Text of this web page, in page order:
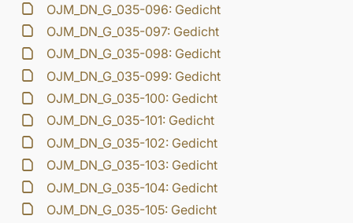
OJM_DN_G_035-096: Gedicht
OJM_DN_G_035-097: Gedicht
OJM_DN_G_035-098: Gedicht
OJM_DN_G_035-099: Gedicht
OJM_DN_G_035-100: Gedicht
OJM_DN_G_035-101: Gedicht
OJM_DN_G_035-102: Gedicht
OJM_DN_G_035-103: Gedicht
OJM_DN_G_035-104: Gedicht
OJM_DN_G_035-105: Gedicht